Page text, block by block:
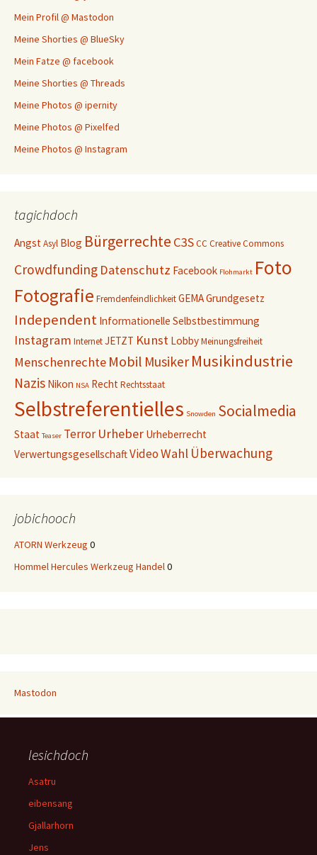
Mein Profil @ Mastodon
Meine Shorties @ BlueSky
Mein Fatze @ facebook
Meine Shorties @ Threads
Meine Photos @ ipernity
Meine Photos @ Pixelfed
Meine Photos @ Instagram
tagichdoch
AngstAsyl Blog Bürgerrechte C3SCC Creative Commons
Crowdfunding Datenschutz Facebook Flohmarkt Foto
Fotografie FremdenfeindlichkeitGEMAGrundgesetz
Independent Informationelle Selbstbestimmung
Instagram InternetJETZT Kunst LobbyMeinungsfreiheit
Menschenrechte Mobil Musiker Musikindustrie
Nazis Nikon NSA RechtRechtsstaat
Selbstreferentielles Snowden Socialmedia
Staat Teaser Terror Urheber Urheberrecht
VerwertungsgesellschaftVideoWahl Überwachung
jobichooch
ATORN Werkzeug 0
Hommel Hercules Werkzeug Handel0
Mastodon
lesichdoch
Asatru
eibensang
Gjallarhorn
Jens